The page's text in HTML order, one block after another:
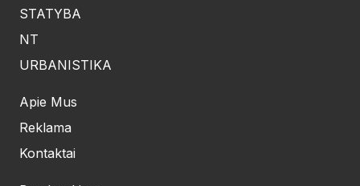
STATYBA
NT
URBANISTIKA
Apie Mus
Reklama
Kontaktai